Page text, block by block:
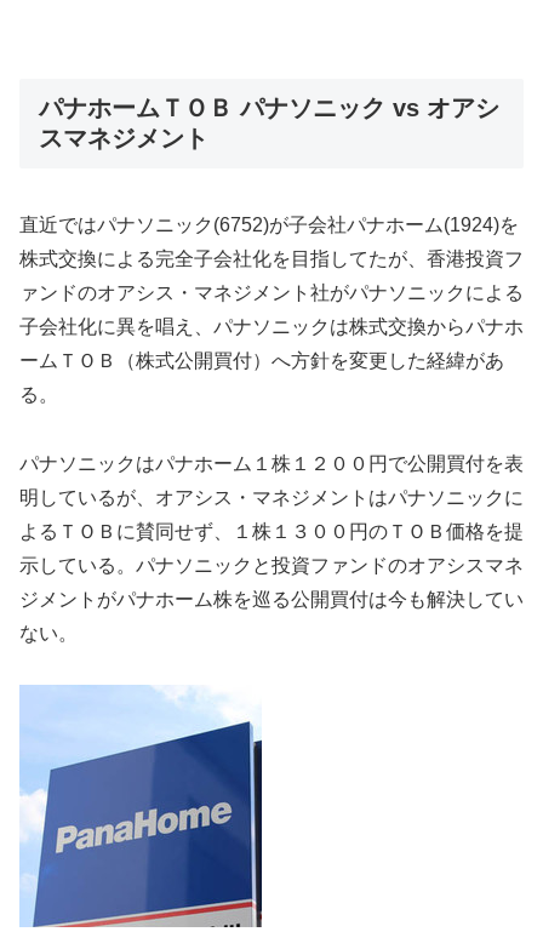
パナホームＴＯＢ パナソニック vs オアシ
スマネジメント
直近ではパナソニック(6752)が子会社パナホーム(1924)を
株式交換による完全子会社化を目指してたが、香港投資フ
ァンドのオアシス・マネジメント社がパナソニックによる
子会社化に異を唱え、パナソニックは株式交換からパナホ
ームＴＯＢ（株式公開買付）へ方針を変更した経緯があ
る。
パナソニックはパナホーム１株１２００円で公開買付を表
明しているが、オアシス・マネジメントはパナソニックに
よるＴＯＢに賛同せず、１株１３００円のＴＯＢ価格を提
示している。パナソニックと投資ファンドのオアシスマネ
ジメントがパナホーム株を巡る公開買付は今も解決してい
ない。